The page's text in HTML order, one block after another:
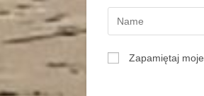
Zapamiętaj